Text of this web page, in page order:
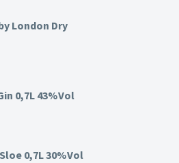
London Dry
0,7L 43%Vol
0,7L 30%Vol